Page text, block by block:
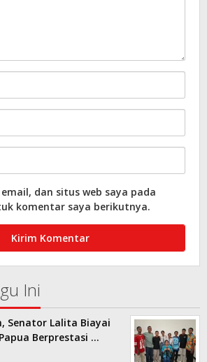
dan situs web saya pada
komentar saya berikutnya.
Ini
Senator Lalita Biayai
Berprestasi …